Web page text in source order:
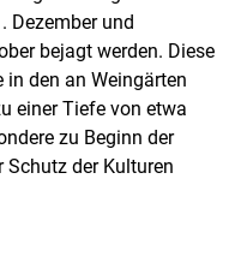
Dezember und
bejagt werden. Diese
den an Weingärten
einer Tiefe von etwa
zu Beginn der
der Kulturen